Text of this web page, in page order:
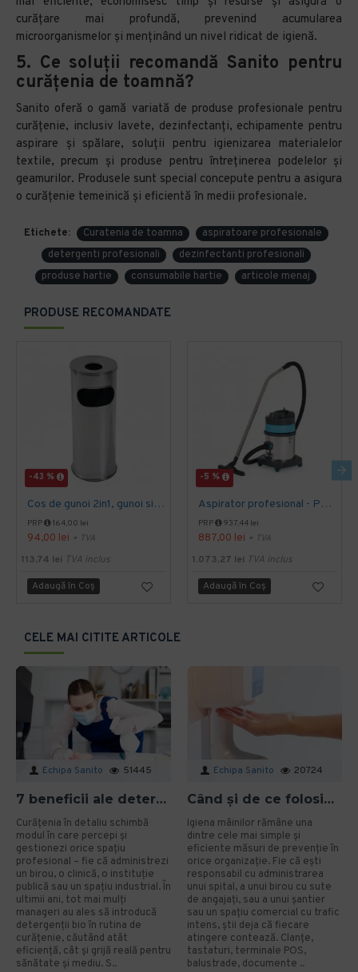
curățare mai profundă, prevenind acumularea
microorganismelor și menținând un nivel ridicat de igienă.
5. Ce soluții recomandă Sanito pentru
curățenia de toamnă?
Sanito oferă o gamă variată de produse profesionale pentru
curățenie, inclusiv lavete, dezinfectanți, echipamente pentru
aspirare și spălare, soluții pentru igienizarea materialelor
textile, precum și produse pentru întreținerea podelelor și
geamurilor. Produsele sunt special concepute pentru a asigura
o curățenie temeinică și eficientă în medii profesionale.
Etichete: Curatenia de toamna
aspiratoare profesionale
detergenti profesionali
dezinfectanti profesionali
produse hartie
consumabile hartie articole menaj
PRODUSE RECOMANDATE
-43 %
Cos de gunoi 2in1, gunoi si scrumiera, inox, 17L
PRP 164,00 lei
94,00 lei + TVA
113,74 lei TVA inclus
Adaugă în Coş
-5 %
Aspirator profesional - PROMIDI 250M
PRP 937,44 lei
887,00 lei + TVA
1.073,27 lei TVA inclus
Adaugă în Coş
CELE MAI CITITE ARTICOLE
Echipa Sanito 51445
7 beneficii ale detergenților bio pentru mediu și sănătate în spațiile profesionale
Curățenia în detaliu schimbă
modul în care percepi și
gestionezi orice spațiu
profesional – fie că administrezi
un birou, o clinică, o instituție
publică sau un spațiu industrial. În
ultimii ani, tot mai mulți
manageri au ales să introducă
detergenții bio în rutina de
curățenie, căutând atât
eficiență, cât și grijă reală pentru
sănătate și mediu. S..
Echipa Sanito 20724
Când și de ce folosim gelul dezinfectant? Ghid aplicat pentru organizații
Igiena mâinilor rămâne una
dintre cele mai simple și
eficiente măsuri de prevenție în
orice organizație. Fie că ești
responsabil cu administrarea
unui spital, a unui birou cu sute
de angajați, sau a unui șantier
sau un spațiu comercial cu trafic
intens, știi deja că fiecare
atingere contează. Clanțe,
tastaturi, terminale POS,
balustrade, documente ..